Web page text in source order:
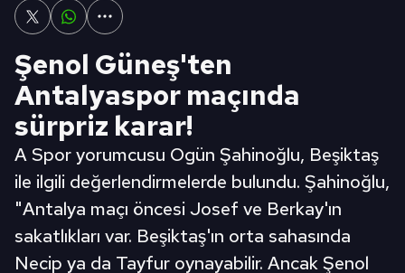
Şenol Güneş'ten
Antalyaspor maçında
sürpriz karar!
A Spor yorumcusu Ogün Şahinoğlu, Beşiktaş
ile ilgili değerlendirmelerde bulundu. Şahinoğlu,
"Antalya maçı öncesi Josef ve Berkay'ın
sakatlıkları var. Beşiktaş'ın orta sahasında
Necip ya da Tayfur oynayabilir. Ancak Şenol